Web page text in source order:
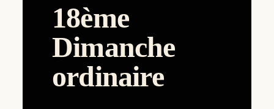
6ème dimanche
7ème dimanche
8ème dimanche
9ème dimanche
18ème
Dimanche
ordinaire